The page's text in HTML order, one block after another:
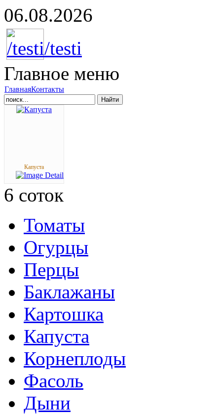
06.08.2026
Главное меню
ГлавнаяКонтакты
Найти
Капуста
6 соток
Томаты
Огурцы
Перцы
Баклажаны
Картошка
Капуста
Корнеплоды
Фасоль
Дыни